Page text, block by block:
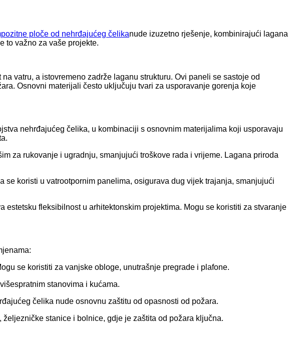
ploče od nehrđajućeg čelikanude izuzetno rješenje, kombinirajući lagana
to važno za vaše projekte.
vatru, a istovremeno zadrže laganu strukturu. Ovi paneli se sastoje od
Osnovni materijali često uključuju tvari za usporavanje gorenja koje
nehrđajućeg čelika, u kombinaciji s osnovnim materijalima koji usporavaju
za rukovanje i ugradnju, smanjujući troškove rada i vrijeme. Lagana priroda
koristi u vatrootpornim panelima, osigurava dug vijek trajanja, smanjujući
fleksibilnost u arhitektonskim projektima. Mogu se koristiti za stvaranje
se koristiti za vanjske obloge, unutrašnje pregrade i plafone.
stanovima i kućama.
čelika nude osnovnu zaštitu od opasnosti od požara.
stanice i bolnice, gdje je zaštita od požara ključna.